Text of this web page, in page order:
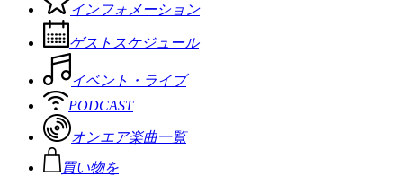
インフォメーション
ゲストスケジュール
イベント・ライブ
PODCAST
オンエア楽曲一覧
買い物を